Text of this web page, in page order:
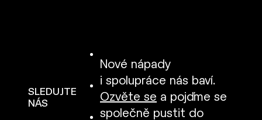
SLEDUJTE
NÁS
Nové nápady
i spolupráce nás baví.
Ozvěte se a pojďme se
společně pustit do